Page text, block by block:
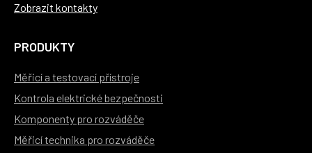
Zobrazit kontakty
PRODUKTY
Měřicí a testovací přístroje
Kontrola elektrické bezpečnosti
Komponenty pro rozváděče
Měřicí technika pro rozváděče